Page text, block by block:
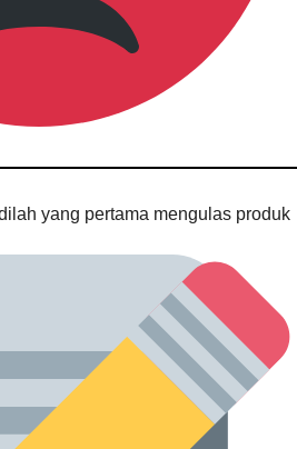
yang pertama mengulas produk